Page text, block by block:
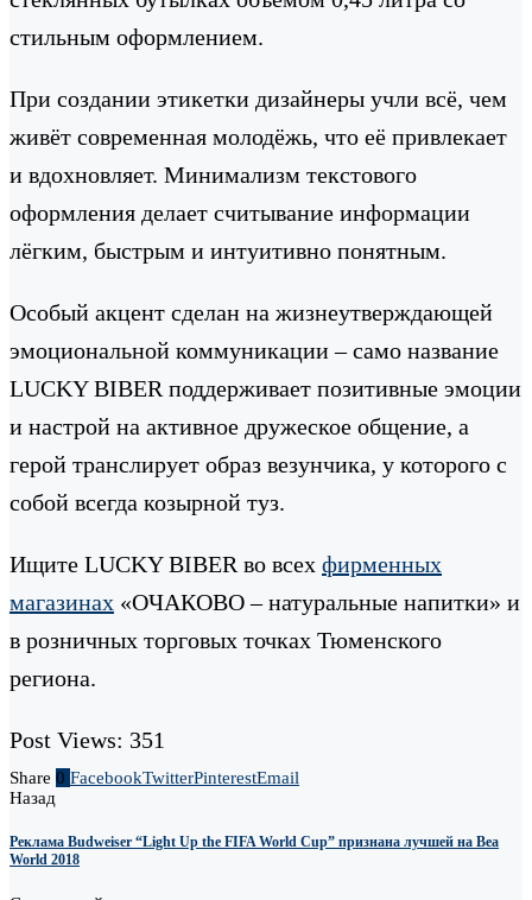
стильным оформлением.
При создании этикетки дизайнеры учли всё, чем
живёт современная молодёжь, что её привлекает
и вдохновляет. Минимализм текстового
оформления делает считывание информации
лёгким, быстрым и интуитивно понятным.
Особый акцент сделан на жизнеутверждающей
эмоциональной коммуникации – само название
LUCKY BIBER поддерживает позитивные эмоции
и настрой на активное дружеское общение, а
герой транслирует образ везунчика, у которого с
собой всегда козырной туз.
Ищите LUCKY BIBER во всех фирменных
магазинах «ОЧАКОВО – натуральные напитки» и
в розничных торговых точках Тюменского
региона.
Post Views: 351
Share 0 FacebookTwitterPinterestEmail
Назад
Реклама Budweiser “Light Up the FIFA World Cup” признана лучшей на Bea
World 2018